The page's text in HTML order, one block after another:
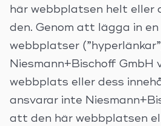
här webbplatsen helt eller
den. Genom att lägga in
webbplatser
Niesmann+Bischoff GmbH
webbplats eller dess
ansvarar inte
att den här webbplatsen